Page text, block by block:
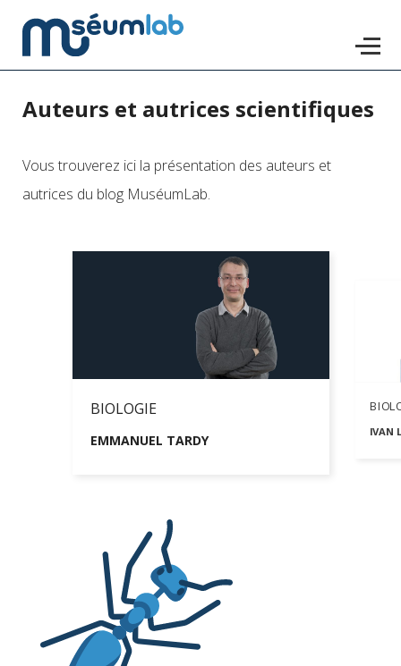
Accéder
contenu
principal
Auteurs et autrices scientifiques
Vous trouverez ici la présentation des auteurs et
autrices du blog MuséumLab.
BIOLOGIE
EMMANUEL TARDY
IVAN